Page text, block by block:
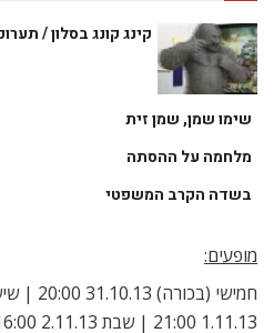
קינג קונג בסלון /
שימו שמן, שמן זית
מלחמה על ההסתה
בשדה הקרב המשפטי
מופעים:
1.11.13 21:00 | שבת 2.11.13 16:00 | מוצש 2.11.13 20:30